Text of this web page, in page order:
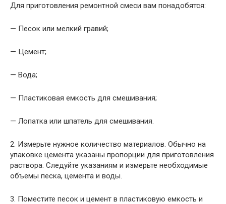
Для приготовления ремонтной смеси вам понадобятся:
— Песок или мелкий гравий;
— Цемент;
— Вода;
— Пластиковая емкость для смешивания;
— Лопатка или шпатель для смешивания.
2. Измерьте нужное количество материалов. Обычно на
упаковке цемента указаны пропорции для приготовления
раствора. Следуйте указаниям и измерьте необходимые
объемы песка, цемента и воды.
3. Поместите песок и цемент в пластиковую емкость и